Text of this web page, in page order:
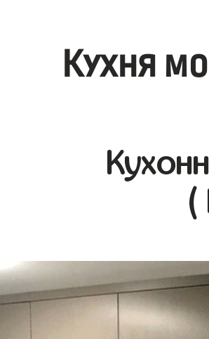
Кухня
(